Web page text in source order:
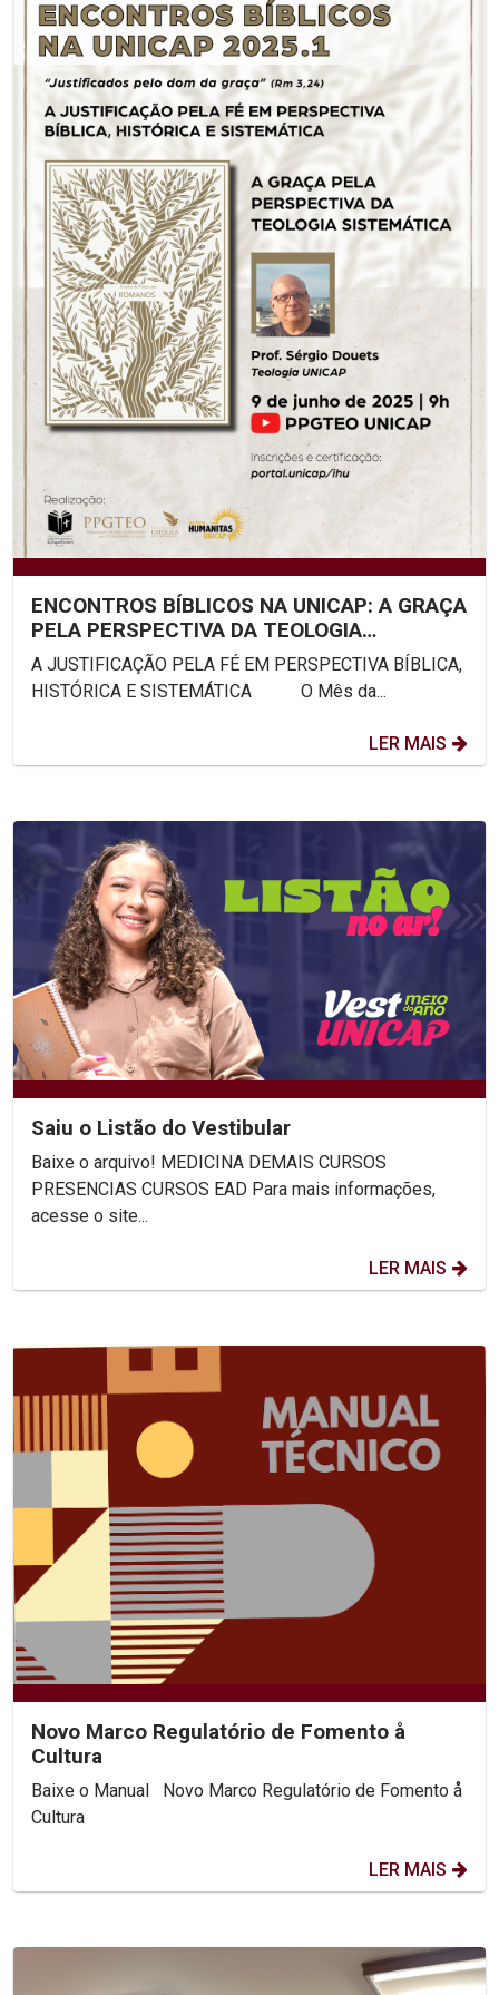
ENCONTROS BÍBLICOS NA UNICAP: A GRAÇA
PELA PERSPECTIVA DA TEOLOGIA
SISTEMÁTICA
A JUSTIFICAÇÃO PELA FÉ EM PERSPECTIVA BÍBLICA,
HISTÓRICA E SISTEMÁTICA O Mês da...
LER MAIS
Saiu o Listão do Vestibular
Baixe o arquivo! MEDICINA DEMAIS CURSOS
PRESENCIAS CURSOS EAD Para mais informações,
acesse o site...
LER MAIS
Novo Marco Regulatório de Fomento å
Cultura
Baixe o Manual Novo Marco Regulatório de Fomento å
Cultura
LER MAIS